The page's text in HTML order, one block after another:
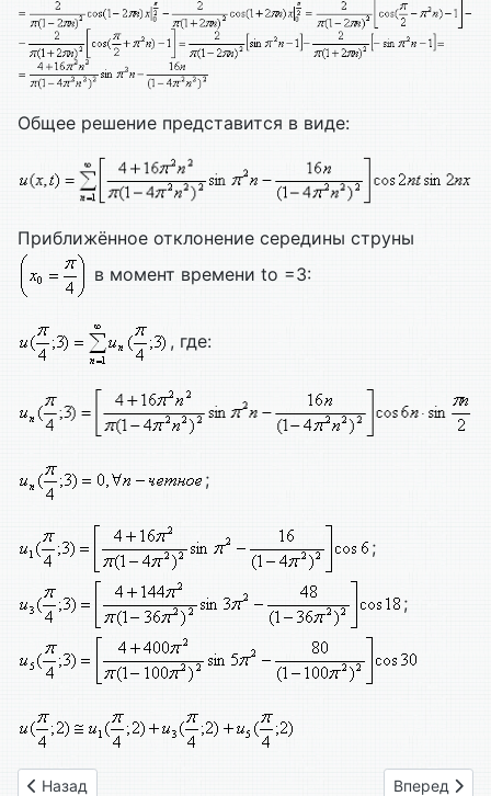
Общее решение представится в виде:
Приближённое отклонение середины струны
в момент времени to =3:
, где:
;
;
;
Предыдущий: Вариант 21
Назад Следующий:
Вперед